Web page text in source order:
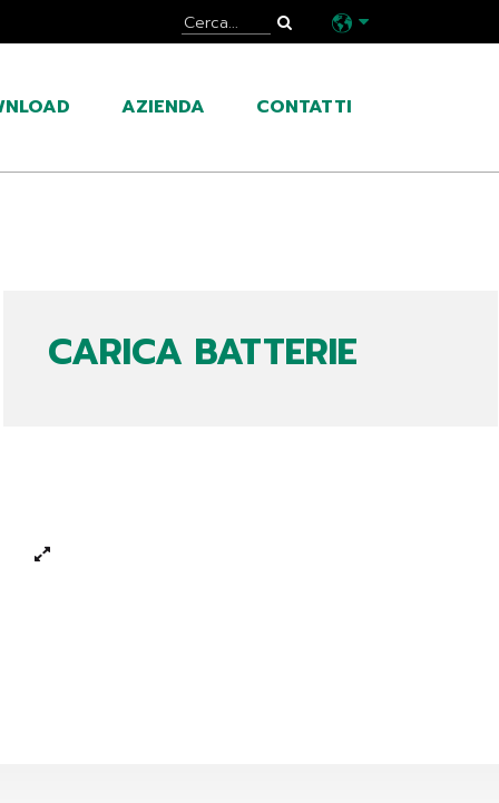
AZIENDA CONTATTI
CARICA BATTERIE